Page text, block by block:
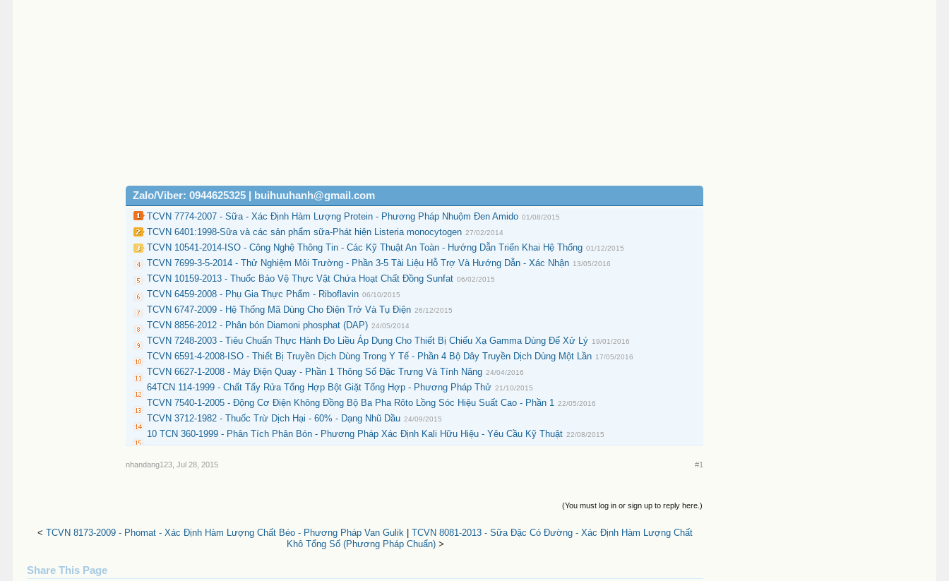
Zalo/Viber: 0944625325 | buihuuhanh@gmail.com
TCVN 7774-2007 - Sữa - Xác Định Hàm Lượng Protein - Phương Pháp Nhuộm Đen Amido 01/08/2015
TCVN 6401:1998-Sữa và các sản phẩm sữa-Phát hiện Listeria monocytogen 27/02/2014
TCVN 10541-2014-ISO - Công Nghệ Thông Tin - Các Kỹ Thuật An Toàn - Hướng Dẫn Triển Khai Hệ Thống 01/12/2015
TCVN 7699-3-5-2014 - Thử Nghiệm Môi Trường - Phần 3-5 Tài Liệu Hỗ Trợ Và Hướng Dẫn - Xác Nhận 13/05/2016
TCVN 10159-2013 - Thuốc Bảo Vệ Thực Vật Chứa Hoạt Chất Đồng Sunfat 06/02/2015
TCVN 6459-2008 - Phụ Gia Thực Phẩm - Riboflavin 06/10/2015
TCVN 6747-2009 - Hệ Thống Mã Dùng Cho Điện Trở Và Tụ Điện 26/12/2015
TCVN 8856-2012 - Phân bón Diamoni phosphat (DAP) 24/05/2014
TCVN 7248-2003 - Tiêu Chuẩn Thực Hành Đo Liều Áp Dụng Cho Thiết Bị Chiếu Xạ Gamma Dùng Để Xử Lý 19/01/2016
TCVN 6591-4-2008-ISO - Thiết Bị Truyền Dịch Dùng Trong Y Tế - Phần 4 Bộ Dây Truyền Dịch Dùng Một Lần 17/05/2016
TCVN 6627-1-2008 - Máy Điện Quay - Phần 1 Thông Số Đặc Trưng Và Tính Năng 24/04/2016
64TCN 114-1999 - Chất Tẩy Rửa Tổng Hợp Bột Giặt Tổng Hợp - Phương Pháp Thử 21/10/2015
TCVN 7540-1-2005 - Động Cơ Điện Không Đồng Bộ Ba Pha Rôto Lồng Sóc Hiệu Suất Cao - Phần 1 22/05/2016
TCVN 3712-1982 - Thuốc Trừ Dịch Hại - 60% - Dạng Nhũ Dầu 24/09/2015
10 TCN 360-1999 - Phân Tích Phân Bón - Phương Pháp Xác Định Kali Hữu Hiệu - Yêu Cầu Kỹ Thuật 22/08/2015
nhandang123 Jul 28, 2015 #1
(You must log in or sign up to reply here.)
< TCVN 8173-2009 - Phomat - Xác Định Hàm Lượng Chất Béo - Phương Pháp Van Gulik
TCVN 8081-2013 - Sữa Đặc Có Đường - Xác Định Hàm Lượng Chất
Khô Tổng Số (Phương Pháp Chuẩn)>
Share This Page